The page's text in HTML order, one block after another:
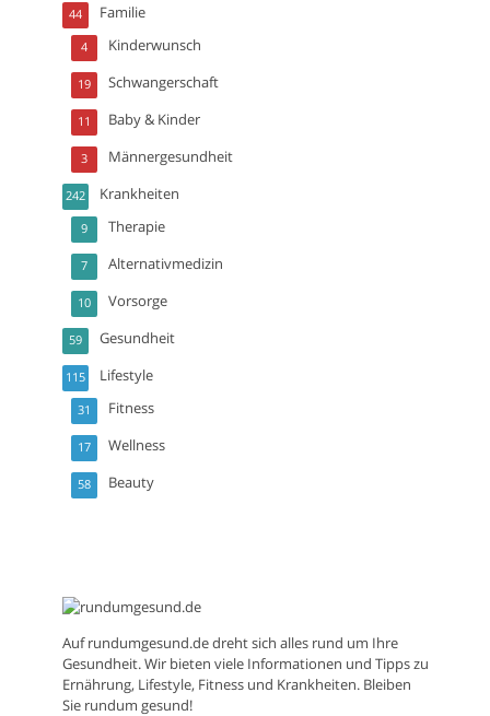
Familie
44
Kinderwunsch
4
Schwangerschaft
19
Baby & Kinder
11
Männergesundheit
3
Krankheiten
242
Therapie
9
Alternativmedizin
7
Vorsorge
10
Gesundheit
59
Lifestyle
115
Fitness
31
Wellness
17
Beauty
58
Aufrundumgesund.dedreht sich alles rund um Ihre
Gesundheit. Wir bieten viele Informationen und Tipps zu
Ernährung, Lifestyle, Fitness und Krankheiten. Bleiben
Sie rundum gesund!